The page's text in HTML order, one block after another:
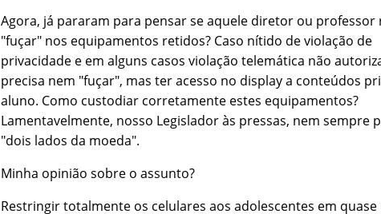
Agora, já pararam para pensar se aquele diretor ou professor
"fuçar" nos equipamentos retidos? Caso ní­tido de violação de
privacidade e em alguns casos violação telemática não
precisa nem "fuçar", mas ter acesso no display a conteúdos
aluno. Como custodiar corretamente estes equipamentos?
Lamentavelmente, nosso Legislador às pressas, nem sempre
"dois lados da moeda".
Minha opinião sobre o assunto?
Restringir totalmente os celulares aos adolescentes em